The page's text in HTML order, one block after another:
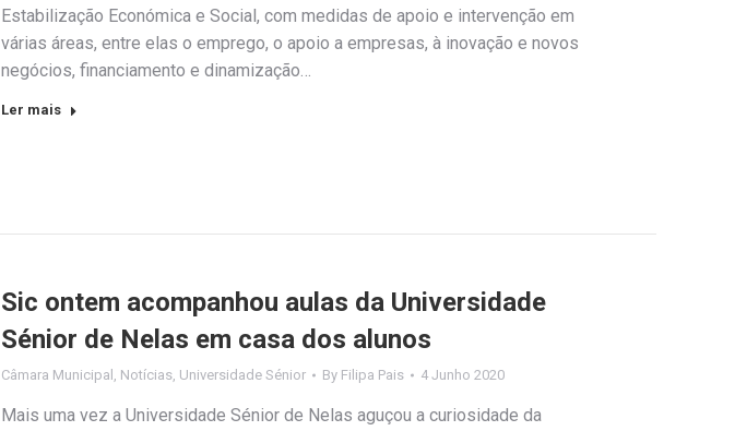
Estabilização Económica e Social, com medidas de apoio e intervenção em
várias áreas, entre elas o emprego, o apoio a empresas, à inovação e novos
negócios, financiamento e dinamização…
Ler mais
Sic ontem acompanhou aulas da Universidade
Sénior de Nelas em casa dos alunos
Câmara Municipal , Notícias, Universidade Sénior By Filipa Pais 4 Junho 2020
Mais uma vez a Universidade Sénior de Nelas aguçou a curiosidade da